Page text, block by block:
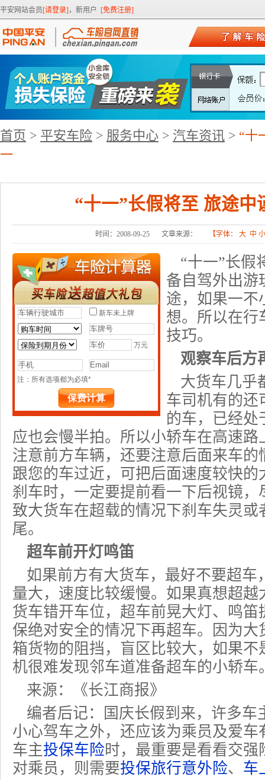
平安网站会员[请登录] ，新用户 [免费注册]
首页 > 平安车险 > 服务中心 > 汽车资讯 > “十
一
“十一”长假将至 旅途中
时间：2008-09-25 文章来源： 【字体： 大 中 小
“十一”长假
备自驾外出游
途，如果一不
想。所以在行
技巧。
观察车后方
大货车几乎
车司机有的还
的车，已经处
应也会慢半拍。所以小轿车在高速
注意前方车辆，还要注意后面来车
跟您的车过近，可把后面速度较快
刹车时，一定要提前看一下后视镜
致大货车在超载的情况下刹车失灵
尾。
超车前开灯鸣笛
如果前方有大货车，最好不要超车
量大，速度比较缓慢。如果真想超
货车错开车位，超车前晃大灯、鸣
保绝对安全的情况下再超车。因为
箱货物的阻挡，盲区比较大，如果
机很难发现邻车道准备超车的小轿车
来源：《长江商报》
编者后记：国庆长假到来，许多车
小心驾车之外，还应该为乘员及爱
车主投保车险时，最重要是看看交
对乘员，则需要投保旅行意外险、 车